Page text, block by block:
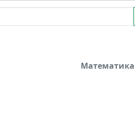
Математика